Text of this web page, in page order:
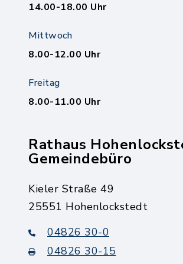
14.00-18.00 Uhr
Mittwoch
8.00-12.00 Uhr
Freitag
8.00-11.00 Uhr
Rathaus
Gemeindebüro
Kieler Straße 49
25551 Hohenlockstedt
04826 30-0
04826 30-15